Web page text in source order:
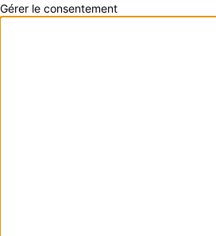
Gérer le consentement